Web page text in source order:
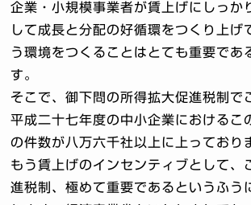
企業・小規模事業者が賃上げにしっか
して成長と分配の好循環をつくり上げ
う環境をつくることはとても重要であ
す。
そこで、御下問の所得拡大促進税制で
平成二十七年度の中小企業におけるこ
の件数が八万六千社以上に上っており
もう賃上げのインセンティブとして、
進税制、極めて重要であるというふう